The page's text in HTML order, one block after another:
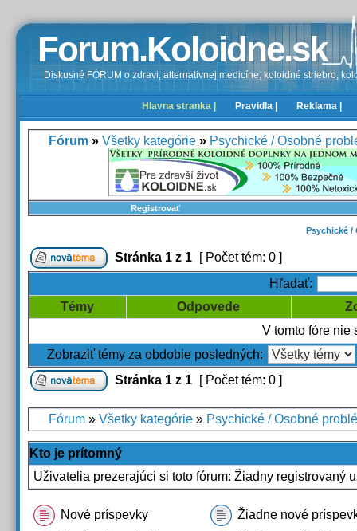
Forum.Koloidne.sk
Diskusné FÓRUM o zdravi, alternativnej medicíne, koloidné striebro,
Hlavna stranka | Pravidla | Reklama |
Fórum » Všetky kategórie » Psychické / Osobné
Registrovať
Psychické /
Stránka 1 z 1
[ Počet tém: 0 ]
Hľadať:
Témy
Odpovede
V tomto fóre nie
Zobraziť témy za obdobie posledných:
Stránka 1 z 1 [ Počet tém: 0 ]
Fórum » Všetky kategórie » Psychické / Osobné
Kto je prítomný
Uživatelia prezerajúci si toto fórum: Žiadny registrovaný
Nové príspevky
Žiadne nové